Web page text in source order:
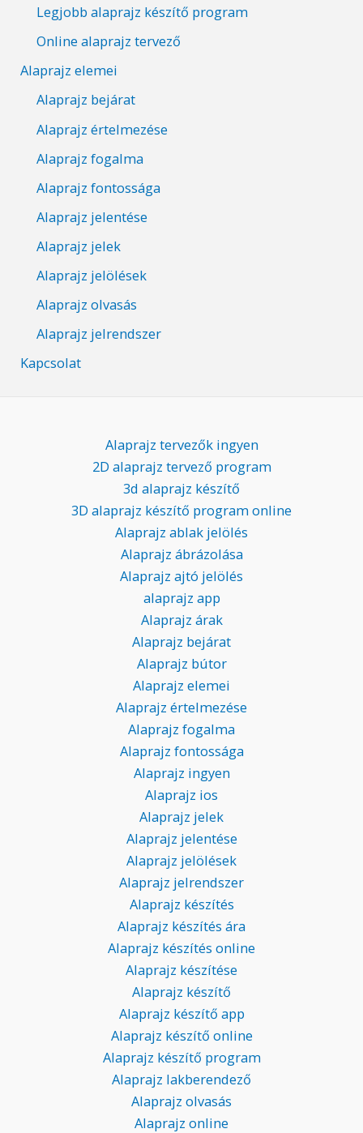
Legjobb alaprajz készítő program
Online alaprajz tervező
Alaprajz elemei
Alaprajz bejárat
Alaprajz értelmezése
Alaprajz fogalma
Alaprajz fontossága
Alaprajz jelentése
Alaprajz jelek
Alaprajz jelölések
Alaprajz olvasás
Alaprajz jelrendszer
Kapcsolat
Alaprajz tervezők ingyen
2D alaprajz tervező program
3d alaprajz készítő
3D alaprajz készítő program online
Alaprajz ablak jelölés
Alaprajz ábrázolása
Alaprajz ajtó jelölés
alaprajz app
Alaprajz árak
Alaprajz bejárat
Alaprajz bútor
Alaprajz elemei
Alaprajz értelmezése
Alaprajz fogalma
Alaprajz fontossága
Alaprajz ingyen
Alaprajz ios
Alaprajz jelek
Alaprajz jelentése
Alaprajz jelölések
Alaprajz jelrendszer
Alaprajz készítés
Alaprajz készítés ára
Alaprajz készítés online
Alaprajz készítése
Alaprajz készítő
Alaprajz készítő app
Alaprajz készítő online
Alaprajz készítő program
Alaprajz lakberendező
Alaprajz olvasás
Alaprajz online